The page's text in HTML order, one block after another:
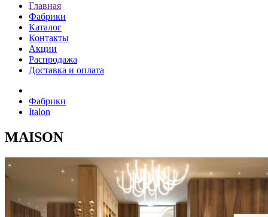
Главная
Фабрики
Каталог
Контакты
Акции
Распродажа
Доставка и оплата
Фабрики
Italon
MAISON